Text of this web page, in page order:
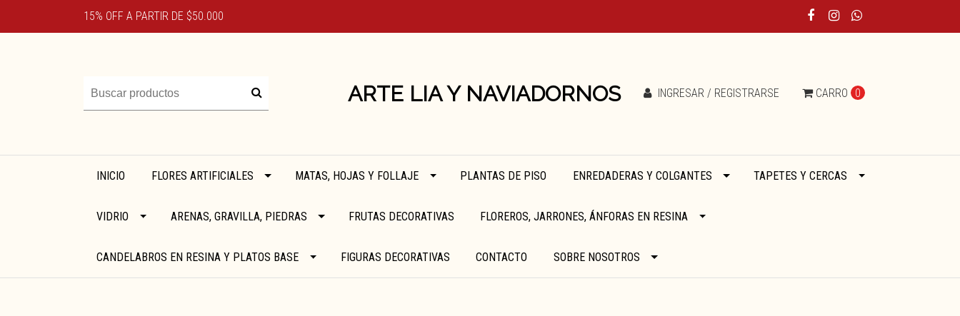
15% OFF A PARTIR DE $50.000
ARTE LIA Y NAVIADORNOS CARRO 0
INGRESAR / REGISTRARSE
INICIO FLORES ARTIFICIALES MATAS, HOJAS Y FOLLAJE PLANTAS DE PISO ENREDADERAS Y COLGANTES TAPETES Y CERCAS
VIDRIO ARENAS, GRAVILLA, PIEDRAS FRUTAS DECORATIVAS FLOREROS, JARRONES, ÁNFORAS EN RESINA
CANDELABROS EN RESINA Y PLATOS BASE FIGURAS DECORATIVAS CONTACTO SOBRE NOSOTROS